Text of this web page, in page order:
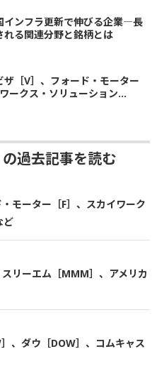
インフラ更新で伸びる企業―長
れる関連分野と銘柄とは
ザ［V］、フォード・モーター
ワークス・ソリューション...
の過去記事を読む
モーター［F］、スカイワーク
ど
リーエム［MMM］、アメリカ
、ダウ［DOW］、コムキャス